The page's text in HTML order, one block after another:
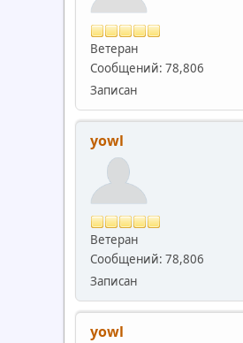
Ветеран
Сообщений: 78,806
Записан
yowl
Ветеран
Сообщений: 78,806
Записан
yowl